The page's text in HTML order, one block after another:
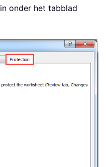
in onder het tabblad